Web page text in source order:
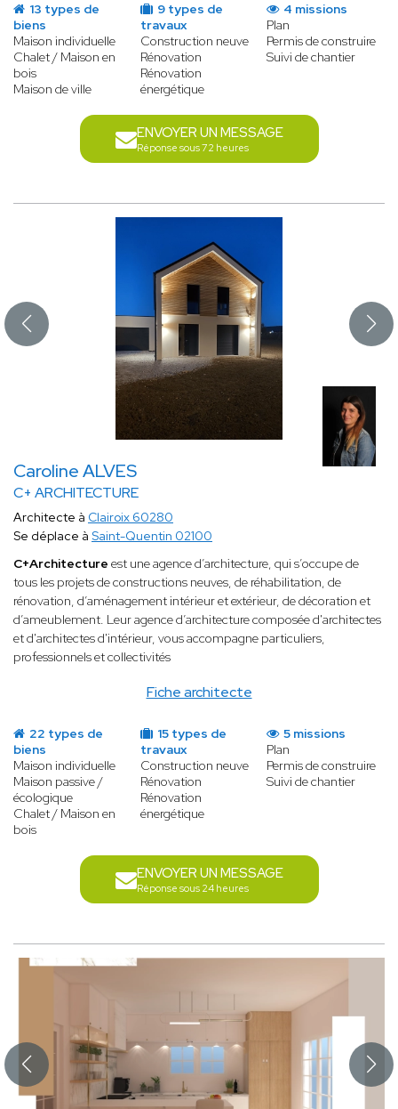
13 types de
biens
Maison individuelle
Chalet / Maison en
bois
Maison de ville
9 types de
travaux
Construction neuve
Rénovation
Rénovation
énergétique
4 missions
Plan
Permis de construire
Suivi de chantier
ENVOYER UN MESSAGE
Réponse sous 72 heures
Caroline ALVES
C+ ARCHITECTURE
Fiche architecte
Architecte à Clairoix 60280
Se déplace à Saint-Quentin 02100
C+Architecture est une agence d’architecture, qui s’occupe de
tous les projets de constructions neuves, de réhabilitation, de
rénovation, d’aménagement intérieur et extérieur, de décoration et
d’ameublement. Leur agence d’architecture composée d'architectes
et d'architectes d'intérieur, vous accompagne particuliers,
professionnels et collectivités
22 types de
biens
Maison individuelle
Maison passive /
écologique
Chalet / Maison en
bois
15 types de
travaux
Construction neuve
Rénovation
Rénovation
énergétique
5 missions
Plan
Permis de construire
Suivi de chantier
ENVOYER UN MESSAGE
Réponse sous 24 heures